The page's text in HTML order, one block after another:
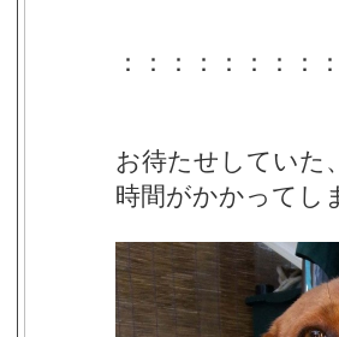
：：：：：：：：
お待たせしていた
時間がかかってし